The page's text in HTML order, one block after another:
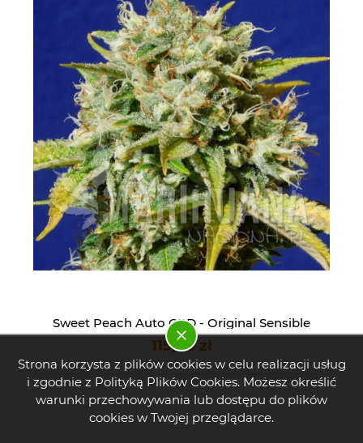
Strona korzysta z plików cookies w celu realizacji usług
i zgodnie z Polityką Plików Cookies. Możesz określić
warunki przechowywania lub dostępu do plików
cookies w Twojej przeglądarce.
Sweet Peach Auto CBD - Original Sensible
Seeds
115,00 zł